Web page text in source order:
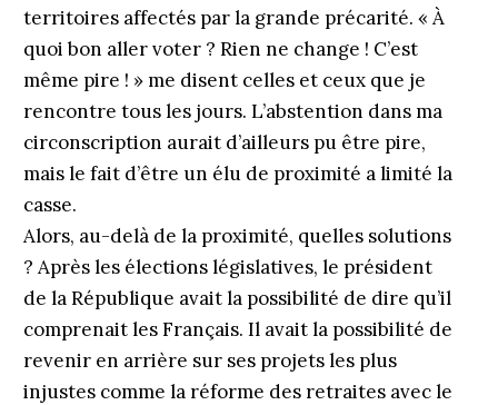
territoires affectés par la grande précarité. « À
quoi bon aller voter ? Rien ne change ! C’est
même pire ! » me disent celles et ceux que je
rencontre tous les jours. L’abstention dans ma
circonscription aurait d’ailleurs pu être pire,
mais le fait d’être un élu de proximité a limité la
casse.
Alors, au-delà de la proximité, quelles solutions
? Après les élections législatives, le président
de la République avait la possibilité de dire qu’il
comprenait les Français. Il avait la possibilité de
revenir en arrière sur ses projets les plus
injustes comme la réforme des retraites avec le